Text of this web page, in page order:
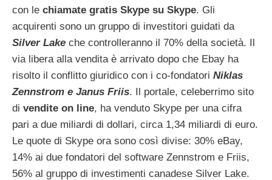
con le chiamate gratis Skype su Skype. Gli
acquirenti sono un gruppo di investitori guidati da
Silver Lake che controlleranno il 70% della società. Il
via libera alla vendita è arrivato dopo che Ebay ha
risolto il conflitto giuridico con i co-fondatori Niklas
Zennstrom e Janus Friis. Il portale, celeberrimo sito
di vendite on line, ha venduto Skype per una cifra
pari a due miliardi di dollari, circa 1,34 miliardi di euro.
Le quote di Skype ora sono così divise: 30% eBay,
14% ai due fondatori del software Zennstrom e Friis,
56% al gruppo di investimenti canadese Silver Lake.